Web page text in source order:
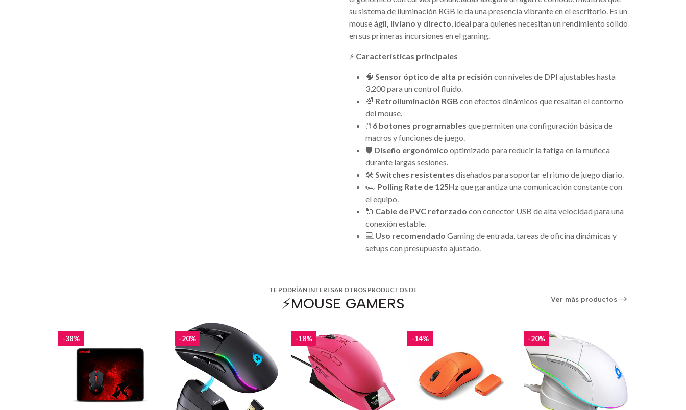
su sistema de iluminación RGB le da una presencia vibrante en el escritorio. Es un
mouse ágil, liviano y directo, ideal para quienes necesitan un rendimiento sólido
en sus primeras incursiones en el gaming.
⚡ Características principales
🧠 Sensor óptico de alta precisión con niveles de DPI ajustables hasta
3,200 para un control fluido.
🌈 Retroiluminación RGB con efectos dinámicos que resaltan el contorno
del mouse.
🖱️ 6 botones programables que permiten una configuración básica de
macros y funciones de juego.
🛡️ Diseño ergonómico optimizado para reducir la fatiga en la muñeca
durante largas sesiones.
🛠️ Switches resistentes diseñados para soportar el ritmo de juego diario.
🏎️ Polling Rate de 125Hz que garantiza una comunicación constante con
el equipo.
🔌 Cable de PVC reforzado con conector USB de alta velocidad para una
conexión estable.
💻 Uso recomendado Gaming de entrada, tareas de oficina dinámicas y
setups con presupuesto ajustado.
TE PODRÍAN INTERESAR OTROS PRODUCTOS DE
⚡️MOUSE GAMERS Ver más productos
-38% -20% -18% -14% -20%